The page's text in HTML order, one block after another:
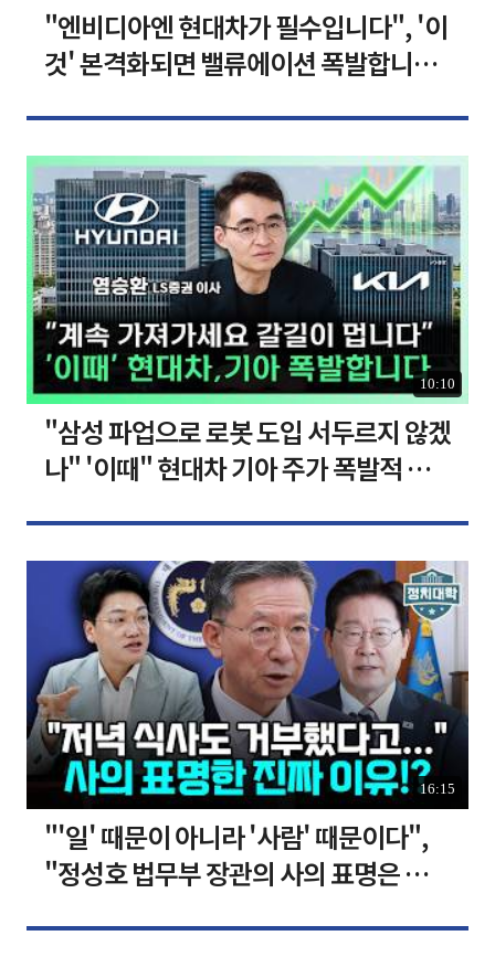
"엔비디아엔 현대차가 필수입니다", '이
것' 본격화되면 밸류에이션 폭발합니다
10:10
"삼성 파업으로 로봇 도입 서두르지 않겠
나" '이때" 현대차 기아 주가 폭발적 성
16:15
"'일' 때문이 아니라 '사람' 때문이다",
"정성호 법무부 장관의 사의 표명은 이재